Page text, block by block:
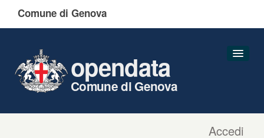
Comune di Genova
Accedi
opendata
Comune di Genova